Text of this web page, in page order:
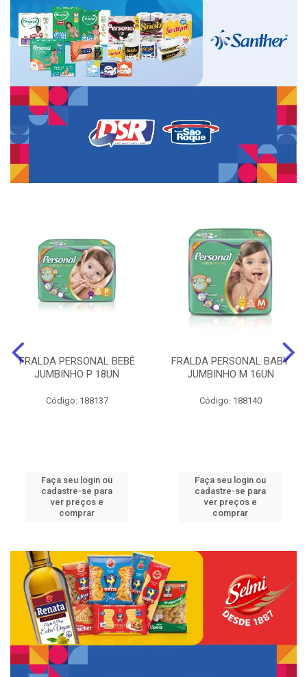
FRALDA PERSONAL BEBÊ
JUMBINHO P 18UN
Código: 188137
Faça seu login ou
cadastre-se para
ver preços e
comprar
FRALDA PERSONAL BABY
JUMBINHO M 16UN
Código: 188140
Faça seu login ou
cadastre-se para
ver preços e
comprar